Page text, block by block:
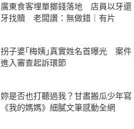
廣東食客埋單擲錢落地 店員以牙還
牙找贖 老闆讚：無做錯｜有片
拐子婆｢梅姨｣真實姓名首曝光 案件
進入審查起訴環節
妳是否也打聽過我？甘肅搬瓜少年寫
《我的媽媽》細膩文筆感動全網